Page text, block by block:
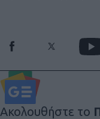
Ακολουθήστε το